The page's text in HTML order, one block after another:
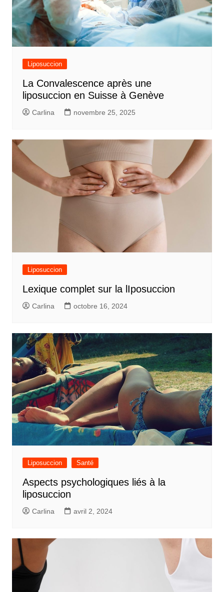
Liposuccion
La Convalescence après une
liposuccion en Suisse à Genève
Carlina novembre 25, 2025
Liposuccion
Lexique complet sur la lIposuccion
Carlina octobre 16, 2024
Liposuccion Santé
Aspects psychologiques liés à la
liposuccion
Carlina avril 2, 2024